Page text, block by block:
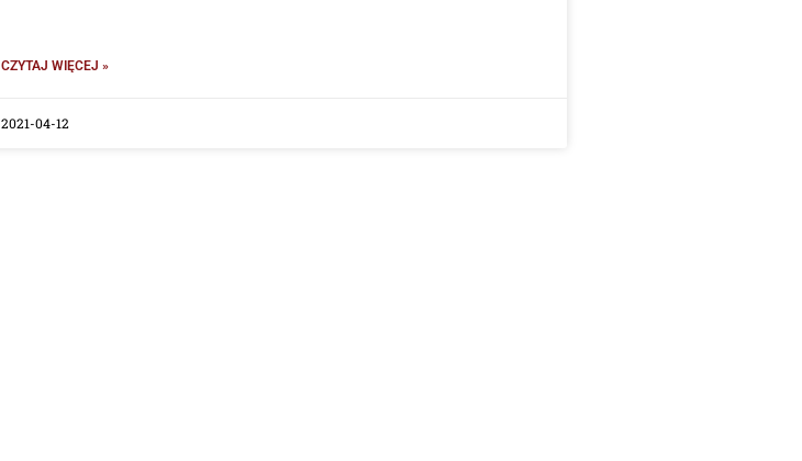
CZYTAJ WIĘCEJ »
2021-04-12